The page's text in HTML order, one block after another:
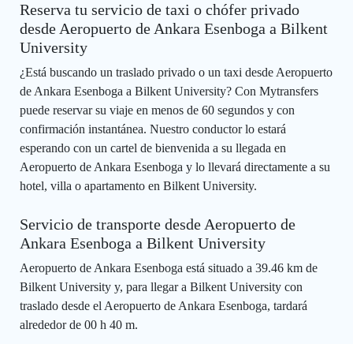
Reserva tu servicio de taxi o chófer privado
desde Aeropuerto de Ankara Esenboga a Bilkent
University
¿Está buscando un traslado privado o un taxi desde Aeropuerto
de Ankara Esenboga a Bilkent University? Con Mytransfers
puede reservar su viaje en menos de 60 segundos y con
confirmación instantánea. Nuestro conductor lo estará
esperando con un cartel de bienvenida a su llegada en
Aeropuerto de Ankara Esenboga y lo llevará directamente a su
hotel, villa o apartamento en Bilkent University.
Servicio de transporte desde Aeropuerto de
Ankara Esenboga a Bilkent University
Aeropuerto de Ankara Esenboga está situado a 39.46 km de
Bilkent University y, para llegar a Bilkent University con
traslado desde el Aeropuerto de Ankara Esenboga, tardará
alrededor de 00 h 40 m.